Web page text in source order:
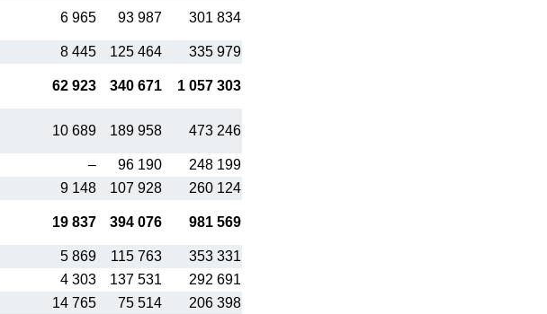
6 965 93 987 301 834
8 445 125 464
335 979
62 923 340 671 1 057 303
10 689 189 958 473 246
– 96 190
248 199
9 148 107 928
260 124
19 837 394 076 981 569
5 869 115 763
353 331
4 303 137 531
292 691
14 765 75 514
206 398